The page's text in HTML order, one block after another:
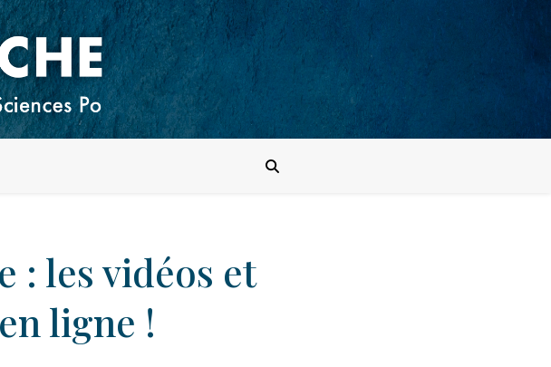
: les vidéos et
ligne !